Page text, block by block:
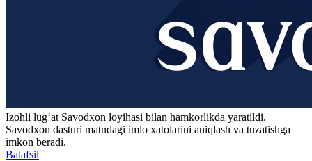
Izohli lugʻat Savodxon loyihasi bilan hamkorlikda yaratildi.
Savodxon dasturi matndagi imlo xatolarini aniqlash va tuzatishga
imkon beradi.
Batafsil